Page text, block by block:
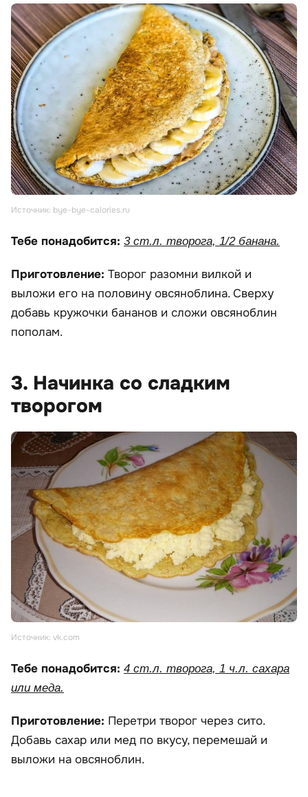
Источник: bye-bye-calories.ru
Тебе понадобится: 3 ст.л. творога, 1/2 банана.
Приготовление: Творог разомни вилкой и
выложи его на половину овсяноблина. Сверху
добавь кружочки бананов и сложи овсяноблин
пополам.
3. Начинка со сладким
творогом
Источник: vk.com
Тебе понадобится: 4 ст.л. творога, 1 ч.л. сахара
или меда.
Приготовление: Перетри творог через сито.
Добавь сахар или мед по вкусу, перемешай и
выложи на овсяноблин.